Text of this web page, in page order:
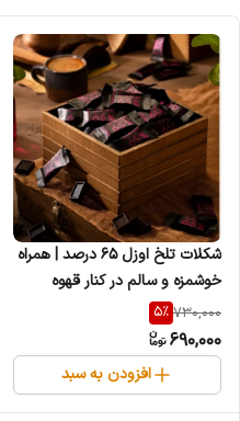
شکلات تلخ اوزل ۶۵ درصد | همراه
خوشمزه و سالم در کنار قهوه
730,000
5%
690,000
افزودن به سبد